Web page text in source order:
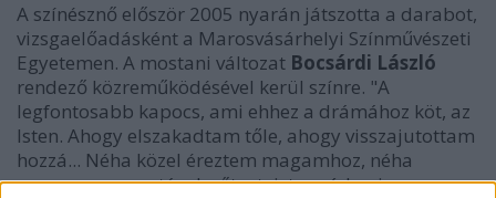
A színésznő először 2005 nyarán játszotta a darabot,
vizsgaelőadásként a Marosvásárhelyi Színművészeti
Egyetemen. A mostani változat Bocsárdi László
rendező közreműködésével kerül színre. "A
legfontosabb kapocs, ami ehhez a drámához köt, az
Isten. Ahogy elszakadtam tőle, ahogy visszajutottam
hozzá... Néha közel éreztem magamhoz, néha
nagyon-nagyon távol, sőt, ateista módon is